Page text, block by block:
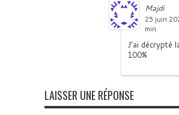
Majdi
25 juin
min
J’ai décrypté
100%
LAISSER UNE RÉPONSE